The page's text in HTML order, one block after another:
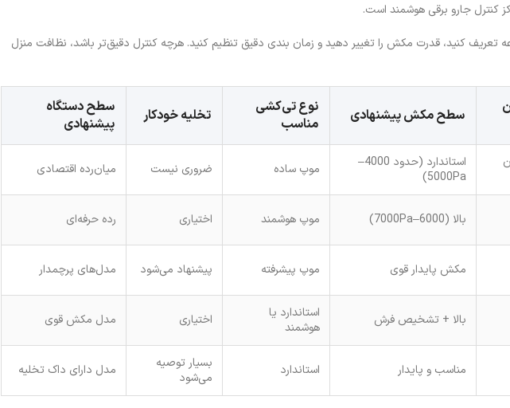
تعریف کنید، قدرت مکش را تغییر دهید و زمان‌ بندی دقیق تنظیم کنید. هرچه کنترل دقیق‌تر باشد، نظافت منزل
سطح مکش پیشنهادی
نوع تی‌کشی
مناسب
تخلیه خودکار
سطح دستگاه
پیشنهادی
استاندارد (حدود 4000–
5000Pa)
موپ ساده ضروری نیست میان‌رده اقتصادی
بالا (6000–7000Pa) موپ هوشمند اختیاری رده حرفه‌ای
مکش پایدار قوی موپ پیشرفته پیشنهاد می‌شود مدل‌های پرچمدار
بالا + تشخیص فرش
استاندارد یا
هوشمند
اختیاری مدل مکش قوی
مناسب و پایدار استاندارد
بسیار توصیه
می‌شود
مدل دارای داک تخلیه